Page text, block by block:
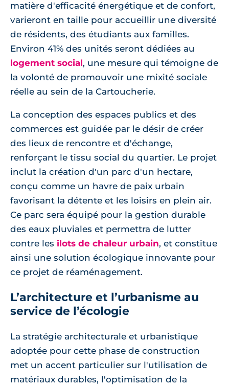
matière d'efficacité énergétique et de confort,
varieront en taille pour accueillir une diversité
de résidents, des étudiants aux familles.
Environ 41% des unités seront dédiées au
logement social, une mesure qui témoigne de
la volonté de promouvoir une mixité sociale
réelle au sein de la Cartoucherie.
La conception des espaces publics et des
commerces est guidée par le désir de créer
des lieux de rencontre et d'échange,
renforçant le tissu social du quartier. Le projet
inclut la création d'un parc d'un hectare,
conçu comme un havre de paix urbain
favorisant la détente et les loisirs en plein air.
Ce parc sera équipé pour la gestion durable
des eaux pluviales et permettra de lutter
contre lesîlots de chaleur urbain, et constitue
ainsi une solution écologique innovante pour
ce projet de réaménagement.
L’architecture et l’urbanisme au
service de l’écologie
La stratégie architecturale et urbanistique
adoptée pour cette phase de construction
met un accent particulier sur l'utilisation de
matériaux durables, l'optimisation de la